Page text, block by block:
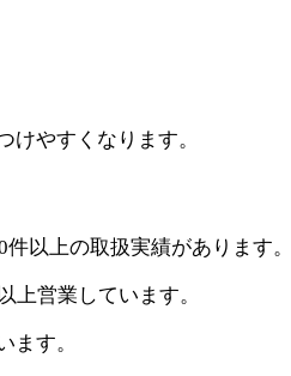
やすくなります。
以上の取扱実績があります。
上営業しています。
ます。